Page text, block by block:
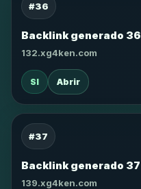
#36
Backlink generado 36
132.xg4ken.com
SI Abrir
#37
Backlink generado 37
139.xg4ken.com